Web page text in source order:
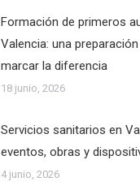
Formación de primeros
Valencia: una
marcar la diferencia
18 junio, 2026
Servicios sanitarios en
eventos, obras y
4 junio, 2026